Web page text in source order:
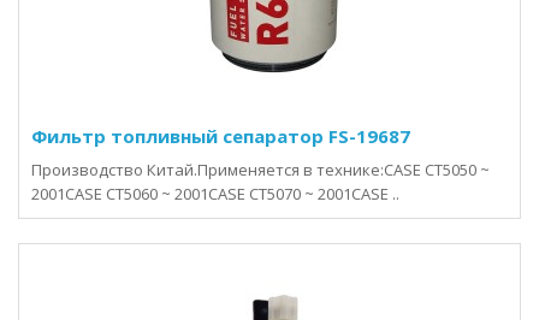
Фильтр топливный сепаратор FS-19687
Производство Китай.Применяется в технике:CASE CT5050 ~
2001CASE CT5060 ~ 2001CASE CT5070 ~ 2001CASE ..